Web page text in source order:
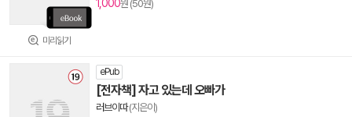
미리읽기
1,000원 (50원)
ePub
[전자책] 자고 있는데 오빠가
러브이따(지은이)